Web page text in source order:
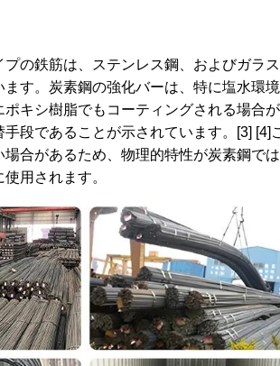
の鉄筋は、ステンレス鋼、およびガラ
す。炭素鋼の強化バーは、特に塩水環
キシ樹脂でもコーティングされる場合
段であることが示されています。[3]
合があるため、物理的特性が炭素鋼で
用されます。